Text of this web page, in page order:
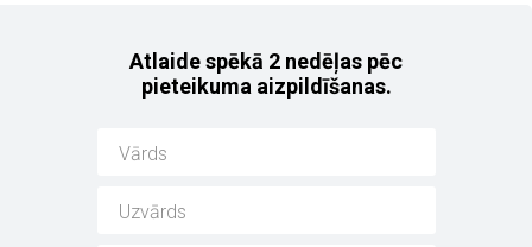
Atlaide spēkā 2 nedēļas pēc
pieteikuma aizpildīšanas.